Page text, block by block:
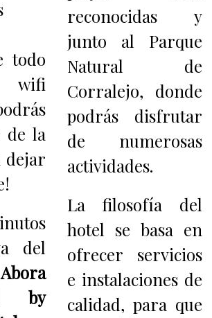
todo
wifi
de la
dejar
del
Abora
by
reconocidas y
junto al Parque
Natural de
Corralejo, donde
podrás disfrutar
de numerosas
actividades.
La filosofía del
hotel se basa en
ofrecer servicios
e instalaciones de
calidad, para que